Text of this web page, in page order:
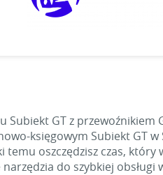
Subiekt GT z przewoźnikiem
księgowym Subiekt GT
temu oszczędzisz czas,
do szybkiej